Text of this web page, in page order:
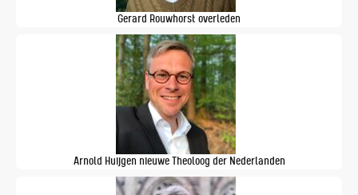
Gerard Rouwhorst overleden
Arnold Huijgen nieuwe Theoloog der Nederlanden